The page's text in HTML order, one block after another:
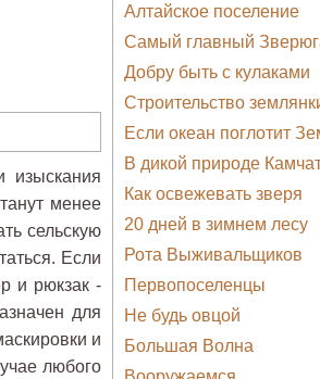
изыскания
менее
сельскую
Если
и рюкзак -
для
и
любого
Алтайское поселение
Самый главный
Добру быть с кулаками
Строительство
Если океан поглотит
В дикой природе
Как освежевать зверя
20 дней в зимнем лесу
Рота Выживальщиков
Первопоселенцы
Не будь овцой
Большая Волна